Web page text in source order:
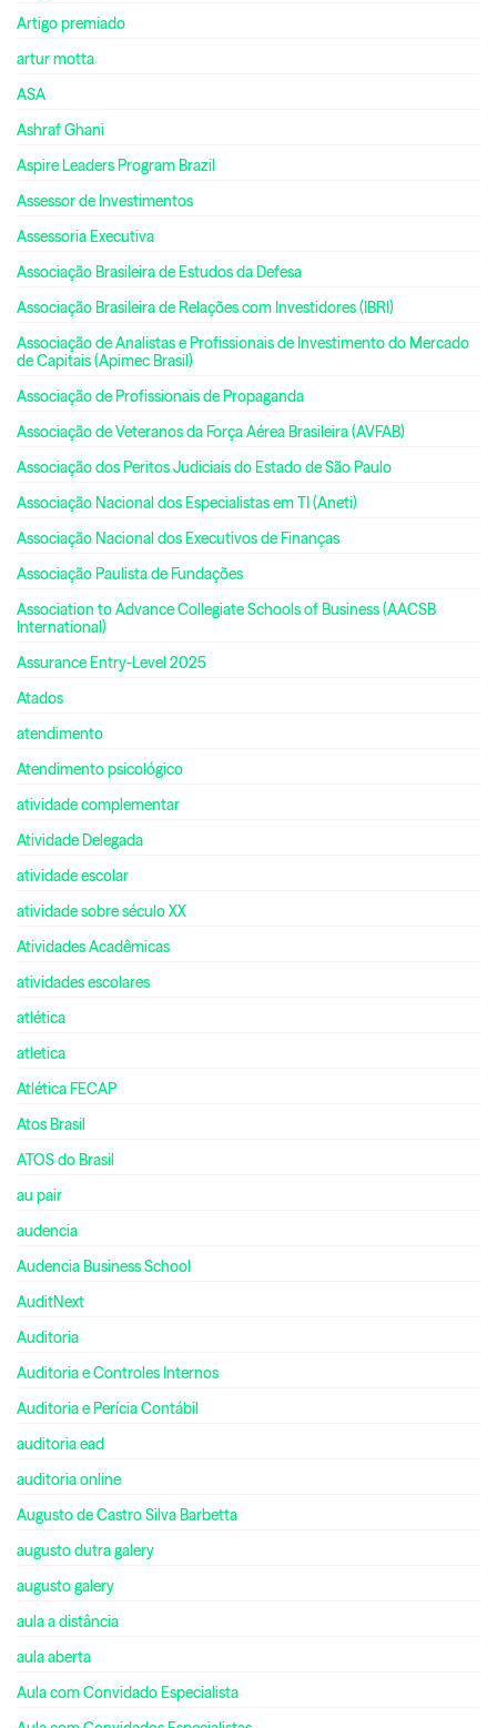
Artigo premiado
artur motta
ASA
Ashraf Ghani
Aspire Leaders Program Brazil
Assessor de Investimentos
Assessoria Executiva
Associação Brasileira de Estudos da Defesa
Associação Brasileira de Relações com Investidores (IBRI)
Associação de Analistas e Profissionais de Investimento do Mercado
de Capitais (Apimec Brasil)
Associação de Profissionais de Propaganda
Associação de Veteranos da Força Aérea Brasileira (AVFAB)
Associação dos Peritos Judiciais do Estado de São Paulo
Associação Nacional dos Especialistas em TI (Aneti)
Associação Nacional dos Executivos de Finanças
Associação Paulista de Fundações
Association to Advance Collegiate Schools of Business (AACSB
International)
Assurance Entry-Level 2025
Atados
atendimento
Atendimento psicológico
atividade complementar
Atividade Delegada
atividade escolar
atividade sobre século XX
Atividades Acadêmicas
atividades escolares
atlética
atletica
Atlética FECAP
Atos Brasil
ATOS do Brasil
au pair
audencia
Audencia Business School
AuditNext
Auditoria
Auditoria e Controles Internos
Auditoria e Perícia Contábil
auditoria ead
auditoria online
Augusto de Castro Silva Barbetta
augusto dutra galery
augusto galery
aula a distância
aula aberta
Aula com Convidado Especialista